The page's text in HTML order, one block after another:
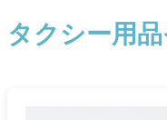
タクシー用